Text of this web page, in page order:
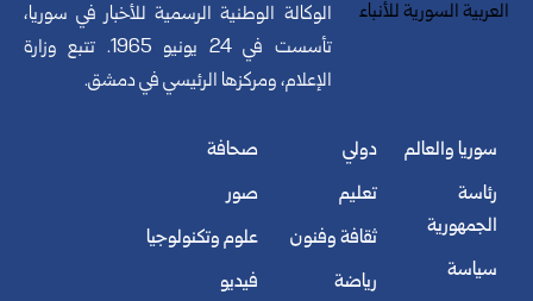
الوكالة الوطنية الرسمية للأخبار في سوريا،
تأسست في 24 يونيو 1965. تتبع وزارة
الإعلام، ومركزها الرئيسي في دمشق.
سوريا والعالم
رئاسة
الجمهورية
سياسة
دولي
تعليم
ثقافة وفنون
رياضة
صحافة
صور
علوم وتكنولوجيا
فيديو